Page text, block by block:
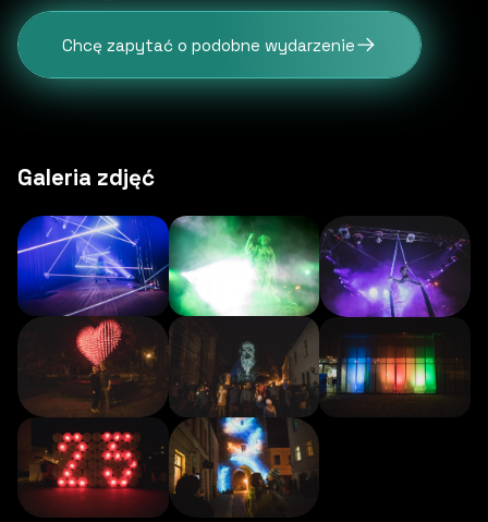
Chcę zapytać o podobne wydarzenie
Galeria zdjęć